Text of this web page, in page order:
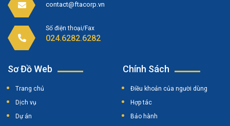
contact@ftacorp.vn
Số điện thoại/Fax
024.6282.6282
Sơ Đồ Web
Trang chủ
Dịch vụ
Dự án
Chính Sách
Điều khoản của người dùng
Hợp tác
Bảo hành